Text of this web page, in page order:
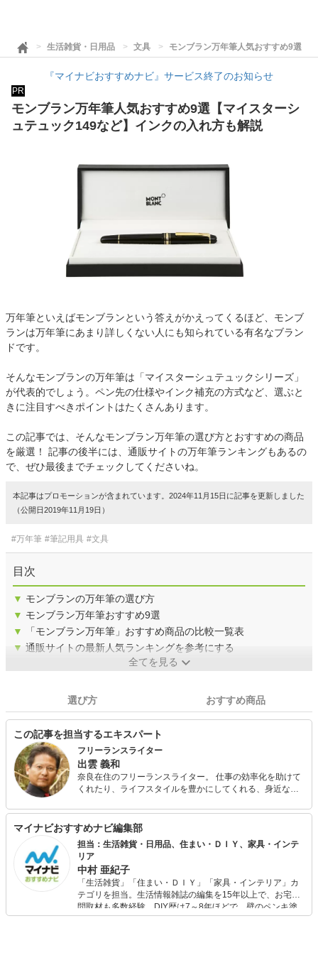
生活雑貨・日用品 文具 モンブラン万年筆人気おすすめ9選【
『マイナビおすすめナビ』サービス終了のお知らせ
PR
モンブラン万年筆人気おすすめ9選【マイスターシ
ュテュック149など】インクの入れ方も解説
万年筆といえばモンブランという答えがかえってくるほど、モンブ
ランは万年筆にあまり詳しくない人にも知られている有名なブラン
ドです。
そんなモンブランの万年筆は「マイスターシュテュックシリーズ」
が代表的でしょう。ペン先の仕様やインク補充の方式など、選ぶと
きに注目すべきポイントはたくさんあります。
この記事では、そんなモンブラン万年筆の選び方とおすすめの商品
を厳選！ 記事の後半には、通販サイトの万年筆ランキングもあるの
で、ぜひ最後までチェックしてくださいね。
本記事はプロモーションが含まれています。2024年11月15日に記事を更新しました
（公開日2019年11月19日）
#万年筆 #筆記用具 #文具
目次
▼ モンブランの万年筆の選び方
▼ モンブラン万年筆おすすめ9選
▼
「モンブラン万年筆」おすすめ商品の比較一覧表
▼ 通販サイトの最新人気ランキングを参考にする
全てを見る
選び方 おすすめ商品
この記事を担当するエキスパート
フリーランスライター
出雲 義和
奈良在住のフリーランスライター。 仕事の効率化を助けて
くれたり、ライフスタイルを豊かにしてくれる、身近なツ
け巡っています。 出版業界で流通・営業を約20年勤めて、
現在は雑誌・書籍・Webに執筆する他、時々メディアやイ
ベントにも出演。
マイナビおすすめナビ編集部
担当：生活雑貨・日用品、住まい・ＤＩＹ、家具・インテ
リア
中村 亜紀子
「生活雑貨」「住まい・ＤＩＹ」「家具・インテリア」カ
テゴリを担当。生活情報雑誌の編集を15年以上で、お宅訪
問取材も多数経験。DIY歴は7～8年ほどで、壁のペンキ塗
りや壁紙チェンジなどもチャレンジ済み。初心者でもモノ